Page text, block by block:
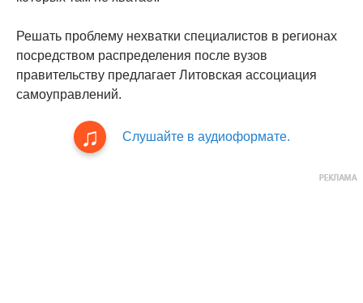
Решать проблему нехватки специалистов в регионах
посредством распределения после вузов
правительству предлагает Литовская ассоциация
самоуправлений.
Слушайте в аудиоформате.